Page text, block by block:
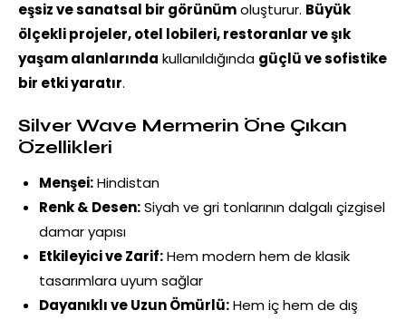
eşsiz ve sanatsal bir görünümoluşturur. Büyük
ölçekli projeler, otel lobileri, restoranlar ve şık
yaşam alanlarında kullanıldığında güçlü ve sofistike
bir etki yaratır.
Silver Wave Mermerin Öne Çıkan
Özellikleri
Menşei:Hindistan
Renk & Desen:Siyah ve gri tonlarının dalgalı çizgisel
damar yapısı
Etkileyici ve Zarif:Hem modern hem de klasik
tasarımlara uyum sağlar
Dayanıklı ve Uzun Ömürlü:Hem iç hem de dış